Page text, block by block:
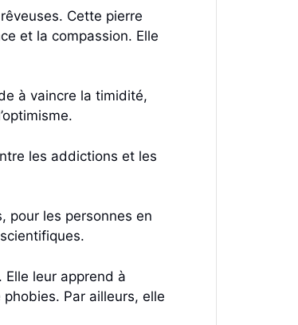
Cette pierre
et la compassion. Elle
à vaincre la timidité,
les addictions et les
pour les personnes en
Elle leur apprend à
Par ailleurs, elle